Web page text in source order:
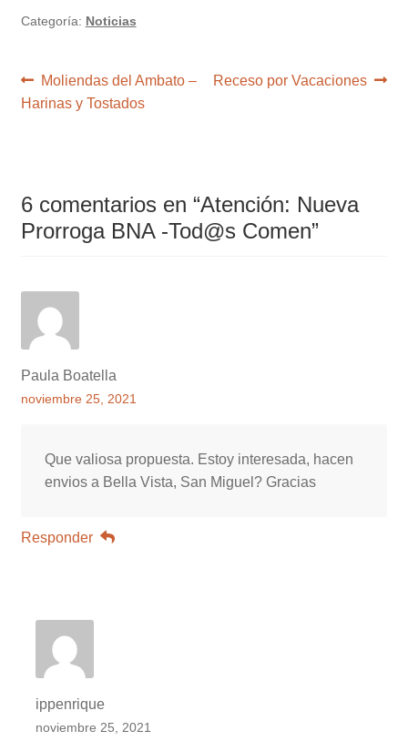
Categoría: Noticias
Navegación
de
Anterior:
Moliendas del Ambato –
Harinas y Tostados
Siguiente:
Receso por Vacaciones
6 comentarios en “Atención: Nueva
Prorroga BNA -Tod@s Comen”
Paula Boatella
noviembre 25, 2021
Que valiosa propuesta. Estoy interesada, hacen
envios a Bella Vista, San Miguel? Gracias
Responder
ippenrique
noviembre 25, 2021